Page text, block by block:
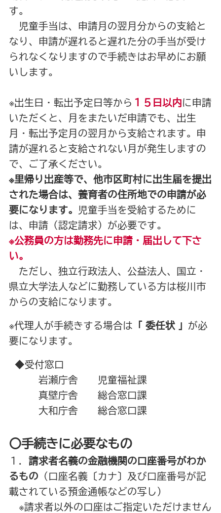
す。
児童手当は、申請月の翌月分からの支給と
なり、申請が遅れると遅れた分の手当が受け
られなくなりますので手続きはお早めにお願
いします。
※出生日・転出予定日等から １５日以内に申請
いただくと、月をまたいだ申請でも、出生
月・転出予定月の翌月から支給されます。申
請が遅れると支給されない月が発生しますの
で、ご了承ください。
※里帰り出産等で、他市区町村に出生届を提出
された場合は、養育者の住所地での申請が必
要になります。
児童手当を受給するために
は、申請（認定請求）が必要です。
※公務員の方は勤務先に申請・届出して下さ
い。
ただし、独立行政法人、公益法人、国立・
県立大学法人などに勤務している方は桜川市
からの支給になります。
※代理人が手続きする場合は 「 委任状 」 が必
要になります。
◆受付窓口
岩瀬庁舎 児童福祉課
真壁庁舎 総合窓口課
大和庁舎 総合窓口課
〇手続きに必要なもの
１． 請求者名義の金融機関の口座番号がわか
るもの （口座名義〔カナ〕及び口座番号が記
載されている預金通帳などの写し）
※請求者以外の口座はご指定いただけません